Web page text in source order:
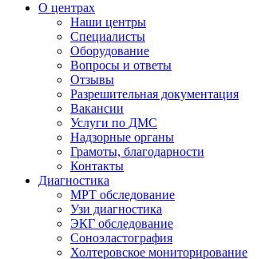
О центрах
Наши центры
Специалисты
Оборудование
Вопросы и ответы
Отзывы
Разрешительная документация
Вакансии
Услуги по ДМС
Надзорные органы
Грамоты, благодарности
Контакты
Диагностика
МРТ обследование
Узи диагностика
ЭКГ обследование
Соноэластография
Холтеровское мониторирование